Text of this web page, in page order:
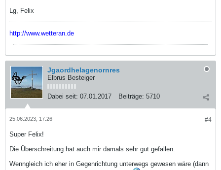
Lg, Felix
http://www.wetteran.de
Jgaordhelagenornres
Elbrus Besteiger
Dabei seit: 07.01.2017 Beiträge: 5710
#4
25.06.2023, 17:26
Super Felix!
Die Überschreitung hat auch mir damals sehr gut gefallen.
Wenngleich ich eher in Gegenrichtung unterwegs gewesen wäre (dann